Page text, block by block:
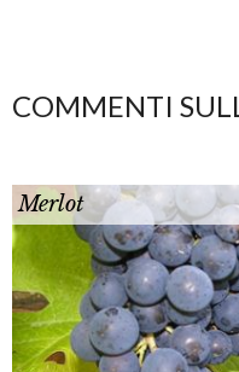
COMMENTI
Merlot